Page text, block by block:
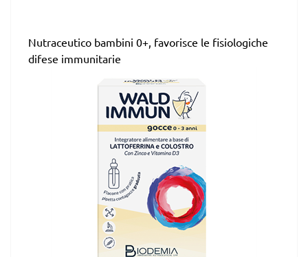
Nutraceutico bambini 0+, favorisce le fisiologiche
difese immunitarie